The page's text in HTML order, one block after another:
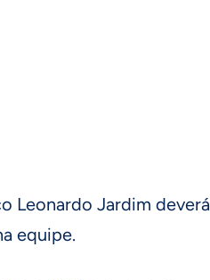
Leonardo Jardim deverá
equipe.